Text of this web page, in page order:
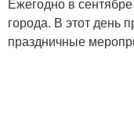
города. В этот день
праздничные